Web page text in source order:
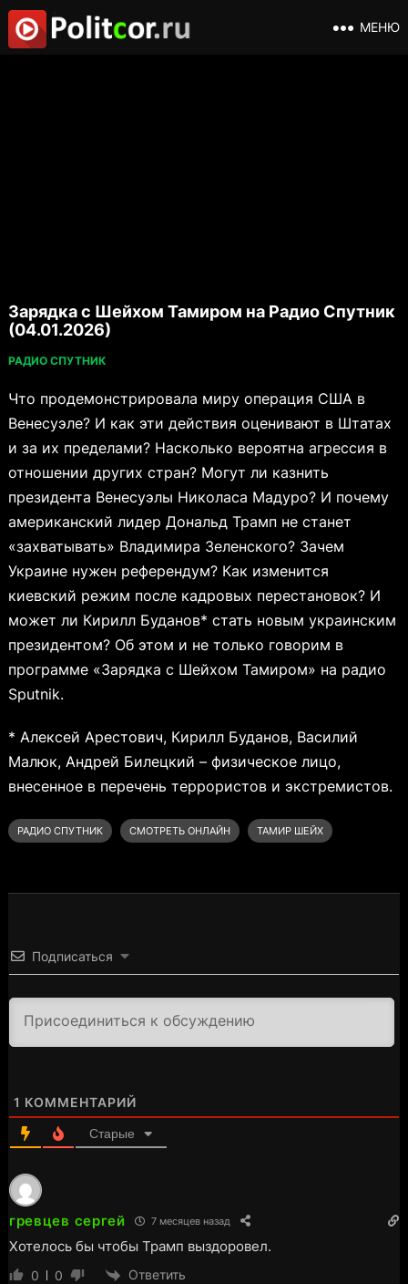
МЕНЮ
Зарядка с Шейхом Тамиром на Радио Спутник
(04.01.2026)
РАДИО СПУТНИК
Что продемонстрировала миру операция США в
Венесуэле? И как эти действия оценивают в Штатах
и за их пределами? Насколько вероятна агрессия в
отношении других стран? Могут ли казнить
президента Венесуэлы Николаса Мадуро? И почему
американский лидер Дональд Трамп не станет
«захватывать» Владимира Зеленского? Зачем
Украине нужен референдум? Как изменится
киевский режим после кадровых перестановок? И
может ли Кирилл Буданов* стать новым украинским
президентом? Об этом и не только говорим в
программе «Зарядка с Шейхом Тамиром» на радио
Sputnik.
* Алексей Арестович, Кирилл Буданов, Василий
Малюк, Андрей Билецкий – физическое лицо,
внесенное в перечень террористов и экстремистов.
РАДИО СПУТНИК СМОТРЕТЬ ОНЛАЙН ТАМИР ШЕЙХ
Подписаться
1 КОММЕНТАРИЙ
Старые
гревцев сергей 7 месяцев назад
Хотелось бы чтобы Трамп выздоровел.
0 0 Ответить